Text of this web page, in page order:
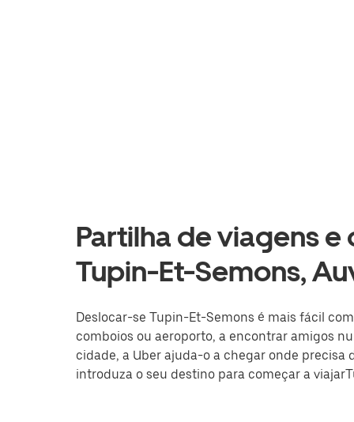
Partilha de viagens
Tupin-Et-Semons,
Deslocar-se Tupin-Et-Semons é mais fácil
comboios ou aeroporto, a encontrar amigos
cidade, a Uber ajuda-o a chegar onde precisa
introduza o seu destino para começar a